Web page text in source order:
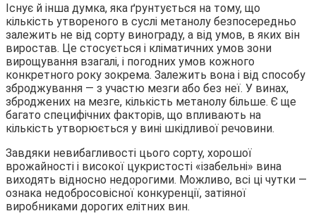
Існує й інша думка, яка ґрунтується на тому, що
кількість утвореного в суслі метанолу безпосередньо
залежить не від сорту винограду, а від умов, в яких він
виростав. Це стосується і кліматичних умов зони
вирощування взагалі, і погодних умов кожного
конкретного року зокрема. Залежить вона і від способу
зброджування — з участю мезги або без неї. У винах,
зброджених на мезге, кількість метанолу більше. Є ще
багато специфічних факторів, що впливають на
кількість утворюється у вині шкідливої речовини.
Завдяки невибагливості цього сорту, хорошої
врожайності і високої цукристості «ізабельні» вина
виходять відносно недорогими. Можливо, всі ці чутки —
ознака недобросовісної конкуренції, затіяної
виробниками дорогих елітних вин.